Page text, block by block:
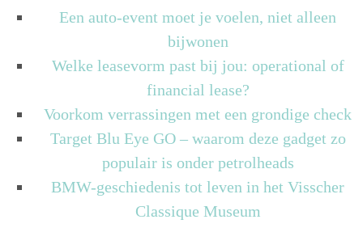
Een auto-event moet je voelen, niet alleen
bijwonen
Welke leasevorm past bij jou: operational of
financial lease?
Voorkom verrassingen met een grondige check
Target Blu Eye GO – waarom deze gadget zo
populair is onder petrolheads
BMW-geschiedenis tot leven in het Visscher
Classique Museum